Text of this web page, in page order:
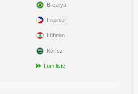
Brezilya
Filipinler
Lübnan
Körfez
Tüm liste